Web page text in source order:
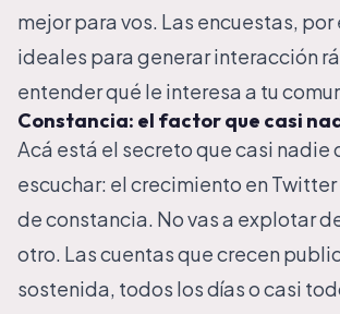
mejor para vos. Las encuestas,
ideales para generar interacción
entender qué le interesa a tu
Constancia: el factor que casi
Acá está el secreto que casi nadie
escuchar: el crecimiento en Twitter
de constancia. No vas a explotar
otro. Las cuentas que crecen
sostenida, todos los días o casi